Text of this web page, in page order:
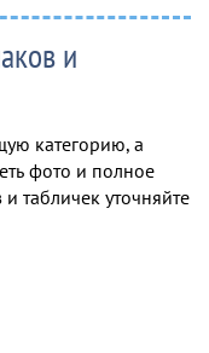
и
категорию, а
фото и полное
табличек уточняйте